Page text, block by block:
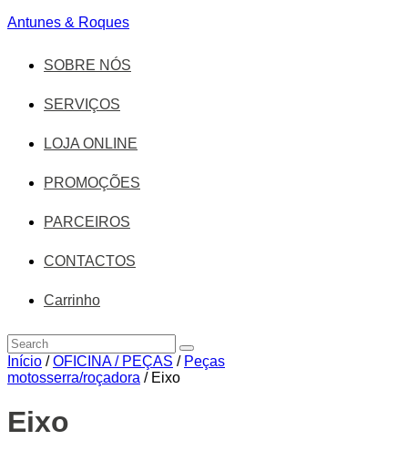
Antunes & Roques
SOBRE NÓS
SERVIÇOS
LOJA ONLINE
PROMOÇÕES
PARCEIROS
CONTACTOS
Carrinho
Início /OFICINA / PEÇAS / Peças
motosserra/roçadora / Eixo
Eixo